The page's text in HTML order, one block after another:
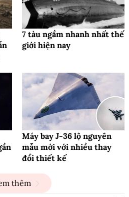
7 tàu ngầm nhanh nhất thế
giới hiện nay
Máy bay J-36 lộ nguyên
mẫu mới với nhiều thay
đổi thiết kế
thêm